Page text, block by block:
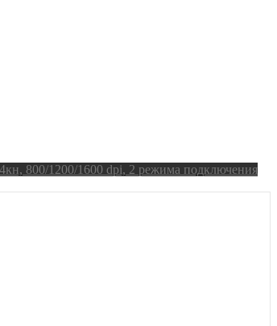
800/1200/1600 dpi, 2 режима подключения